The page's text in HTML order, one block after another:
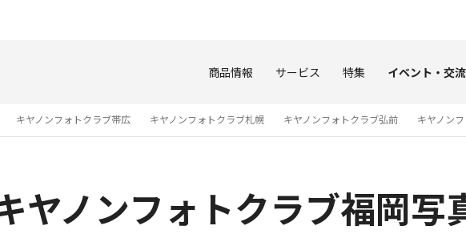
商品情報 サービス 特集 イベント・交流
キヤノンフォトクラブ帯広 キヤノンフォトクラブ札幌 キヤノンフォトクラブ弘前 キヤノン
ヤノンフォトクラブ福岡写